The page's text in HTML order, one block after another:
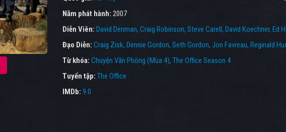
Năm phát hành: 2007
Diễn Viên: David Denman Craig Robinson Steve Carell David Koechner Ed
Đạo Diễn: Craig Zisk Dennie Gordon Seth Gordon Jon Favreau Reginald
Từ khóa: Chuyện Văn Phòng (Mùa 4), The Office Season 4
Tuyển tập: The Office
IMDb: 9.0